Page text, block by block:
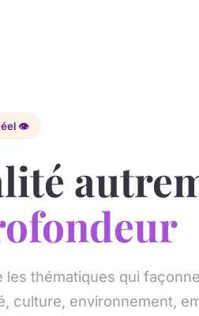
👁️
les thématiques qui
culture, environnement,